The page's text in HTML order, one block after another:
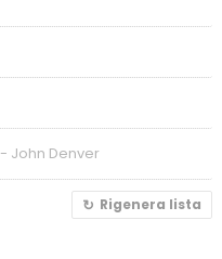
- John Denver
Rigenera lista